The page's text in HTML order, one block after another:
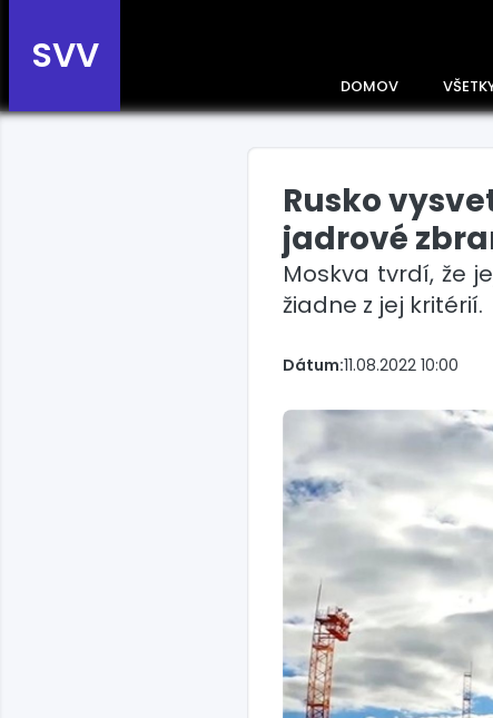
SVV
DOMOV
Slovensko
Rusko
jadrové
Moskva tvrdí, že
žiadne z jej kritérií.
Dátum:11.08.2022 10:00